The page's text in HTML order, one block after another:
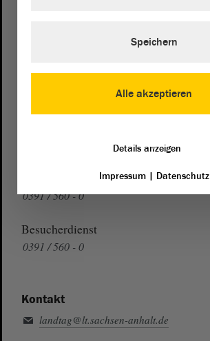
0391 / 560 - 1123
Presse- und Öffentlichkeitsarbeit
0391 / 560 - 0
Besucherdienst
0391 / 560 - 0
Kontakt
landtag@lt.sachsen-anhalt.de
Alle akzeptieren
Speichern
Details anzeigen
Impressum| Datenschutz